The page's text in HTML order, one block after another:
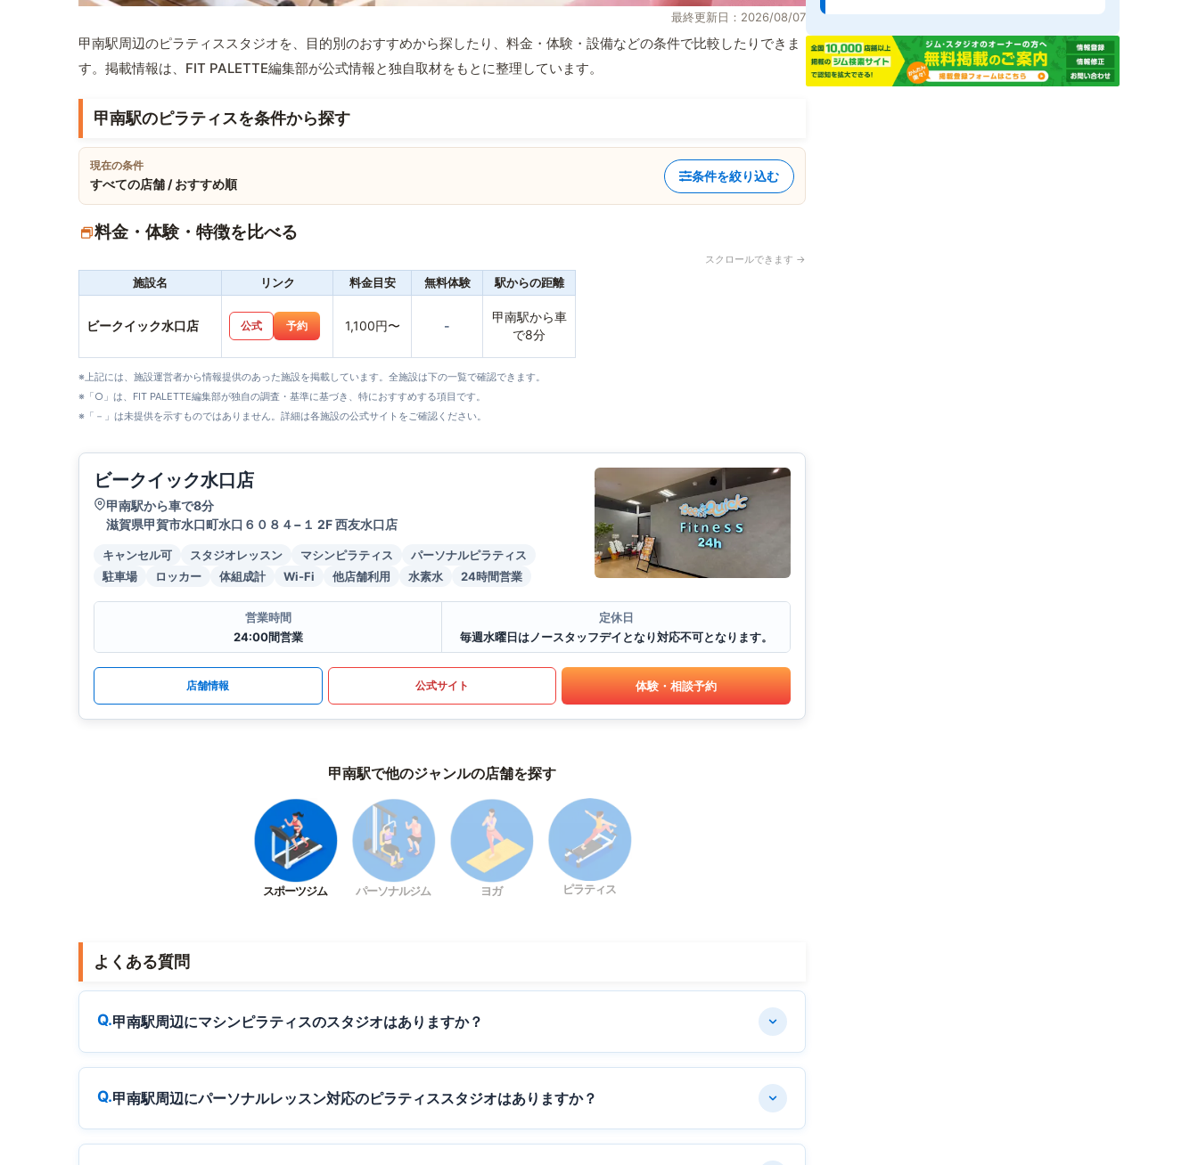
最終更新日：2026/08/07
甲南駅周辺のピラティススタジオを、目的別のおすすめから探したり、料金・体験・設備などの条件で比較したりできま
す。掲載情報は、FIT PALETTE編集部が公式情報と独自取材をもとに整理しています。
甲南駅のピラティスを条件から探す
現在の条件
すべての店舗 / おすすめ順
条件を絞り込む
料金・体験・特徴を比べる
スクロールできます →
施設名 リンク 料金目安 無料体験 駅からの距離
ビークイック水口店 公式 予約 1,100円〜 -
甲南駅から車
で8分
※上記には、施設運営者から情報提供のあった施設を掲載しています。全施設は下の一覧で確認できます。
※「○」は、FIT PALETTE編集部が独自の調査・基準に基づき、特におすすめする項目です。
※「－」は未提供を示すものではありません。詳細は各施設の公式サイトをご確認ください。
ビークイック水口店
甲南駅から車で8分
滋賀県甲賀市水口町水口６０８４−１ 2F 西友水口店
キャンセル可 スタジオレッスン マシンピラティス
パーソナルピラティス
駐車場
ロッカー 体組成計 Wi-Fi 他店舗利用 水素水 24時間営業
営業時間
24:00間営業
定休日
毎週水曜日はノースタッフデイとなり対応不可となります。
店舗情報 公式サイト 体験・相談予約
甲南駅で他のジャンルの店舗を探す
スポーツジム パーソナルジム ヨガ ピラティス
よくある質問
甲南駅周辺にマシンピラティスのスタジオはありますか？
甲南駅周辺にパーソナルレッスン対応のピラティススタジオはありますか？